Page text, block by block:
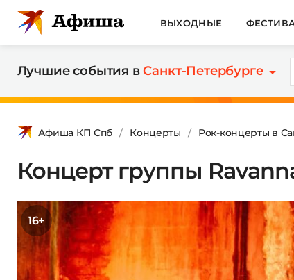
ВЫХОДНЫЕ
Лучшие события вСанкт-Петербурге
Афиша КП Спб Концерты Рок-концерты в
Концерт группы
16+